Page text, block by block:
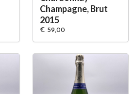
Champagne, Brut
2015
€ 59,00